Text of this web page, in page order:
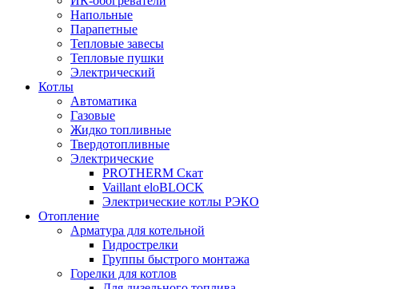
Напольные
Парапетные
Тепловые завесы
Тепловые пушки
Электрический
Котлы
Автоматика
Газовые
Жидко топливные
Твердотопливные
Электрические
PROTHERM Скат
Vaillant eloBLOCK
Электрические котлы РЭКО
Отопление
Арматура для котельной
Гидрострелки
Группы быстрого монтажа
Горелки для котлов